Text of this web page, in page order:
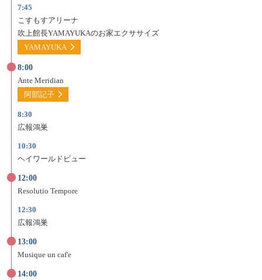
7:45
こすもすアリーナ
吹上館長YAMAYUKAのお家エクササイズ
YAMAYUKA
8:00
Ante Meridian
阿部記子
8:30
広報鴻巣
10:30
ヘイワールドビュー
12:00
Resolutio Tempore
12:30
広報鴻巣
13:00
Musique un caf'e
14:00